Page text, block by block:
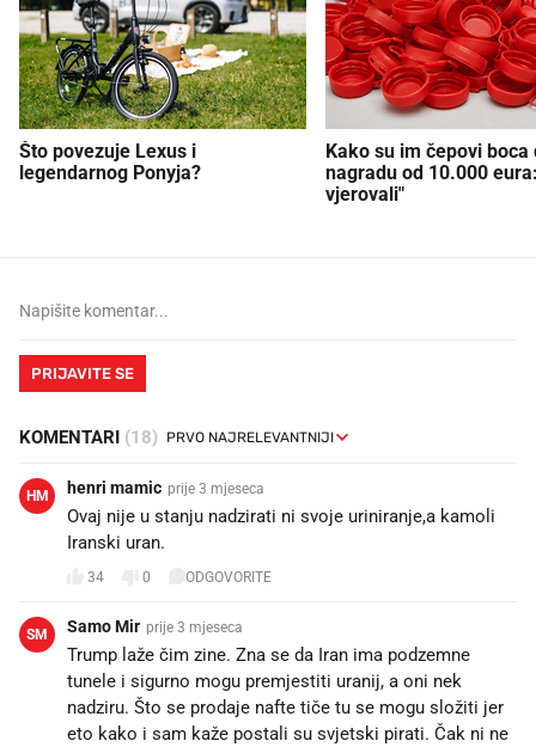
Što povezuje Lexus i
legendarnog Ponyja?
Kako su im čepovi boca
nagradu od 10.000
vjerovali"
PRIJAVITE SE
KOMENTARI (18)
HM henri mamic prije 3 mjeseca
Ovaj nije u stanju nadzirati ni svoje uriniranje,a kamoli
Iranski uran.
34 0 ODGOVORITE
SM Samo Mir prije 3 mjeseca
Trump laže čim zine. Zna se da Iran ima podzemne
tunele i sigurno mogu premjestiti uranij, a oni nek
nadziru. Što se prodaje nafte tiče tu se mogu složiti jer
eto kako i sam kaže postali su svjetski pirati. Čak ni ne